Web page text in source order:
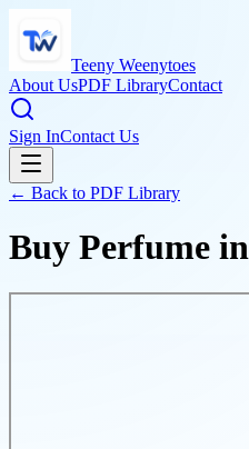
Teeny Weenytoes
About UsPDF LibraryContact
Sign InContact Us
← Back to PDF Library
Buy Perfume